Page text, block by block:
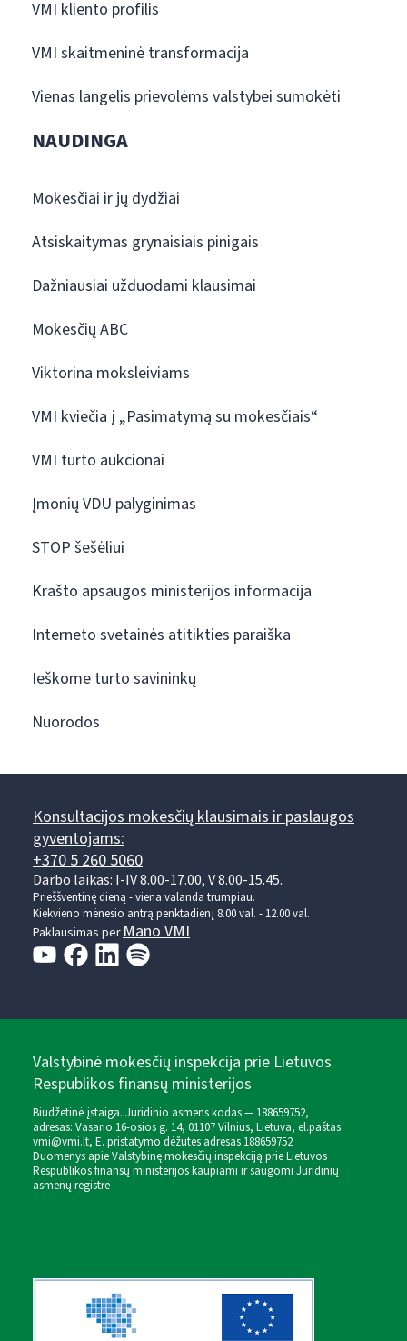
VMI kliento profilis
VMI skaitmeninė transformacija
Vienas langelis prievolėms valstybei sumokėti
NAUDINGA
Mokesčiai ir jų dydžiai
Atsiskaitymas grynaisiais pinigais
Dažniausiai užduodami klausimai
Mokesčių ABC
Viktorina moksleiviams
VMI kviečia į „Pasimatymą su mokesčiais“
VMI turto aukcionai
Įmonių VDU palyginimas
STOP šešėliui
Krašto apsaugos ministerijos informacija
Interneto svetainės atitikties paraiška
Ieškome turto savininkų
Nuorodos
Konsultacijos mokesčių klausimais ir paslaugos
gyventojams:
+370 5 260 5060
Darbo laikas: I-IV 8.00-17.00, V 8.00-15.45.
Prieššventinę dieną - viena valanda trumpiau.
Kiekvieno mėnesio antrą penktadienį 8.00 val. - 12.00 val.
Paklausimas perMano VMI
Valstybinė mokesčių inspekcija prie Lietuvos
Respublikos finansų ministerijos
Biudžetinė įstaiga. Juridinio asmens kodas — 188659752,
adresas: Vasario 16-osios g. 14, 01107 Vilnius, Lietuva, el.paštas:
vmi@vmi.lt, E. pristatymo dėžutės adresas 188659752
Duomenys apie Valstybinę mokesčių inspekciją prie Lietuvos
Respublikos finansų ministerijos kaupiami ir saugomi Juridinių
asmenų registre